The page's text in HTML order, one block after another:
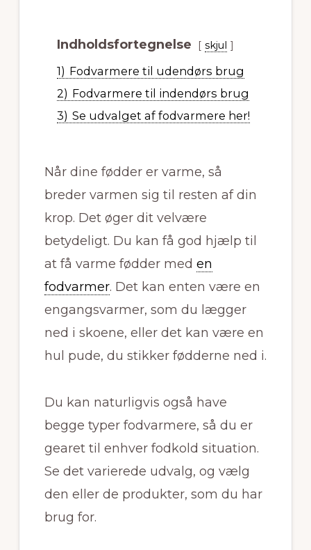
Indholdsfortegnelse skjul
1) Fodvarmere til udendørs brug
2) Fodvarmere til indendørs brug
3) Se udvalget af fodvarmere her!
Når dine fødder er varme, så
breder varmen sig til resten af din
krop. Det øger dit velvære
betydeligt. Du kan få god hjælp til
at få varme fødder med en
fodvarmer. Det kan enten være en
engangsvarmer, som du lægger
ned i skoene, eller det kan være en
hul pude, du stikker fødderne ned i.
Du kan naturligvis også have
begge typer fodvarmere, så du er
gearet til enhver fodkold situation.
Se det varierede udvalg, og vælg
den eller de produkter, som du har
brug for.